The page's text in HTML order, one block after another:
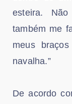
esteira.
também me
meus
navalha.”
De acordo